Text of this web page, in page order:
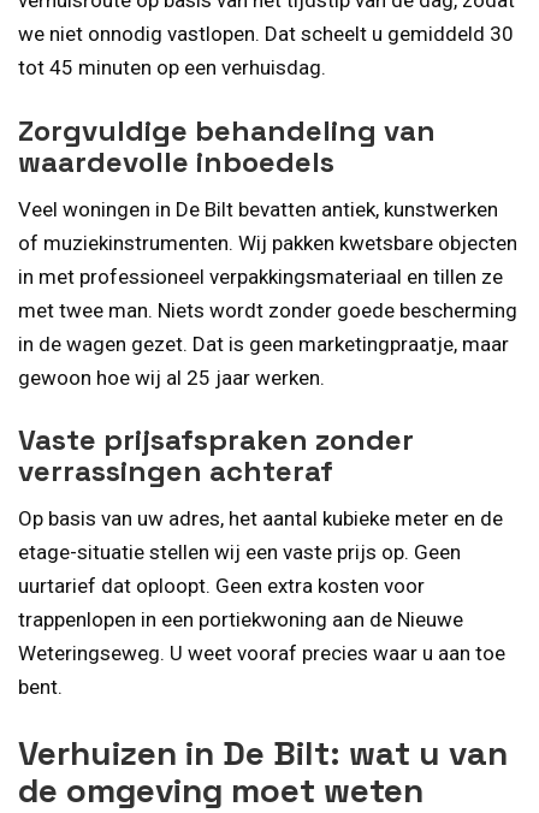
we niet onnodig vastlopen. Dat scheelt u gemiddeld 30
tot 45 minuten op een verhuisdag.
Zorgvuldige behandeling van
waardevolle inboedels
Veel woningen in De Bilt bevatten antiek, kunstwerken
of muziekinstrumenten. Wij pakken kwetsbare objecten
in met professioneel verpakkingsmateriaal en tillen ze
met twee man. Niets wordt zonder goede bescherming
in de wagen gezet. Dat is geen marketingpraatje, maar
gewoon hoe wij al 25 jaar werken.
Vaste prijsafspraken zonder
verrassingen achteraf
Op basis van uw adres, het aantal kubieke meter en de
etage-situatie stellen wij een vaste prijs op. Geen
uurtarief dat oploopt. Geen extra kosten voor
trappenlopen in een portiekwoning aan de Nieuwe
Weteringseweg. U weet vooraf precies waar u aan toe
bent.
Verhuizen in De Bilt: wat u van
de omgeving moet weten